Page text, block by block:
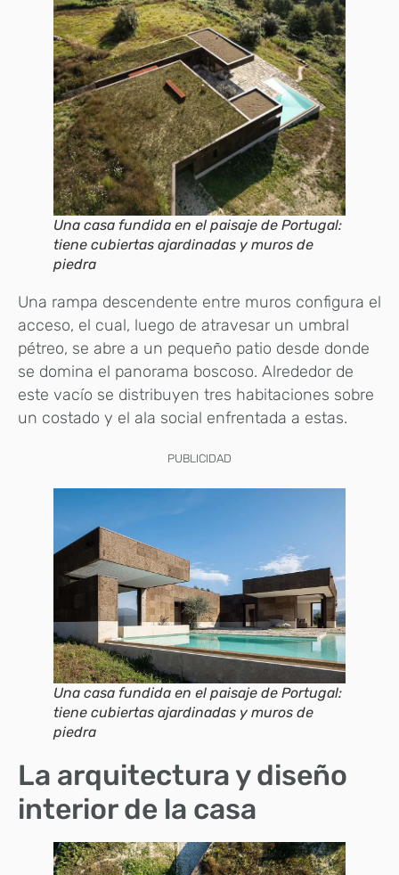
Una casa fundida en el paisaje de Portugal:
tiene cubiertas ajardinadas y muros de
piedra
Una rampa descendente entre muros configura el
acceso, el cual, luego de atravesar un umbral
pétreo, se abre a un pequeño patio desde donde
se domina el panorama boscoso. Alrededor de
este vacío se distribuyen tres habitaciones sobre
un costado y el ala social enfrentada a estas.
PUBLICIDAD
Una casa fundida en el paisaje de Portugal:
tiene cubiertas ajardinadas y muros de
piedra
La arquitectura y diseño
interior de la casa